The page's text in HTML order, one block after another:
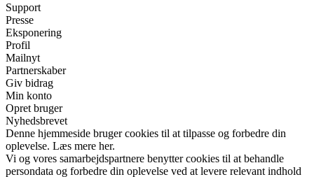
Support
Presse
Eksponering
Profil
Mailnyt
Partnerskaber
Giv bidrag
Min konto
Opret bruger
Nyhedsbrevet
Denne hjemmeside bruger cookies til at tilpasse og forbedre din
oplevelse. Læs mere her.
Vi og vores samarbejdspartnere benytter cookies til at behandle
persondata og forbedre din oplevelse ved at levere relevant indhold